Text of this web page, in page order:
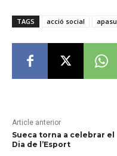
TAGS acció social apasu
Article anterior
Sueca torna a celebrar el
Dia de l’Esport